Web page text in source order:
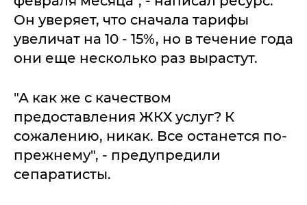
Он уверяет, что сначала тарифы
увеличат на 10 - 15%, но в течение года
они еще несколько раз вырастут.
"А как же с качеством
предоставления ЖКХ услуг? К
сожалению, никак. Все останется по-
прежнему", - предупредили
сепаратисты.